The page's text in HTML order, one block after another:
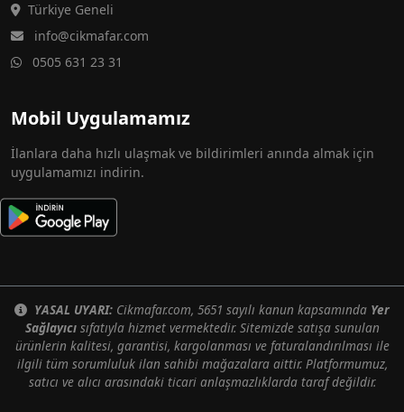
Türkiye Geneli
info@cikmafar.com
0505 631 23 31
Mobil Uygulamamız
İlanlara daha hızlı ulaşmak ve bildirimleri anında almak için
uygulamamızı indirin.
YASAL UYARI: Cikmafar.com, 5651 sayılı kanun kapsamında Yer
Sağlayıcısıfatıyla hizmet vermektedir. Sitemizde satışa sunulan
ürünlerin kalitesi, garantisi, kargolanması ve faturalandırılması ile
ilgili tüm sorumluluk ilan sahibi mağazalara aittir. Platformumuz,
satıcı ve alıcı arasındaki ticari anlaşmazlıklarda taraf değildir.